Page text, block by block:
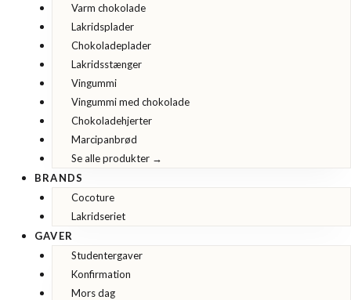
Varm chokolade
Lakridsplader
Chokoladeplader
Lakridsstænger
Vingummi
Vingummi med chokolade
Chokoladehjerter
Marcipanbrød
Se alle produkter →
BRANDS
Cocoture
Lakridseriet
GAVER
Studentergaver
Konfirmation
Mors dag